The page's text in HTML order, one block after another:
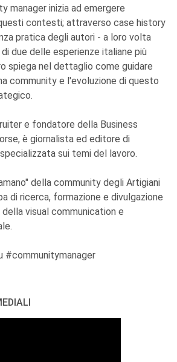
manager inizia ad emergere
contesti; attraverso case history
pratica degli autori - a loro volta
due delle esperienze italiane più
spiega nel dettaglio come guidare
community e l'evoluzione di questo
e fondatore della Business
è giornalista ed editore di
sui temi del lavoro.
della community degli Artigiani
di ricerca, formazione e divulgazione
visual communication e
#communitymanager